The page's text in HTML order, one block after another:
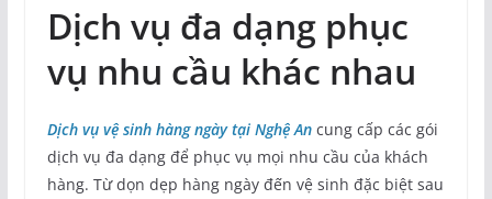
Dịch vụ đa dạng phục
vụ nhu cầu khác nhau
Dịch vụ vệ sinh hàng ngày tại Nghệ Ancung cấp các gói
dịch vụ đa dạng để phục vụ mọi nhu cầu của khách
hàng. Từ dọn dẹp hàng ngày đến vệ sinh đặc biệt sau